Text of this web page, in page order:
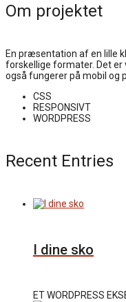
Om projektet
En præsentation af en lille
forskellige formater. Det er
også fungerer på mobil og
CSS
RESPONSIVT
WORDPRESS
Recent Entries
I dine sko
ET WORDPRESS